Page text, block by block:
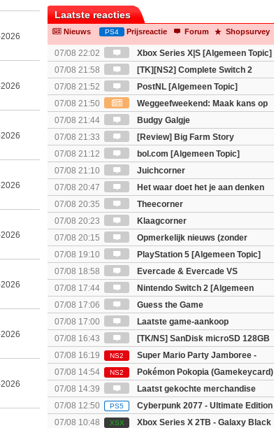
Laatste reacties
Nieuws PS4 Prijsreactie Forum Shopsurvey
07/08 22:02
Xbox Series X|S [Algemeen Topic]
07/08 21:58
[TK][NS2] Complete Switch 2
collectie
07/08 21:52
PostNL [Algemeen Topic]
07/08 21:50
Weggeefweekend: Maak kans op
The Super Mario Galaxy movie (2x)!
07/08 21:44
Budgy Galgje
07/08 21:33
[Review] Big Farm Story
(uitgespeeld op SteamDeck)
07/08 21:12
bol.com [Algemeen Topic]
07/08 21:10
Juichcorner
07/08 20:47
Het waar doet het je aan denken
spel! (3 posts wachten!)
07/08 20:35
Theecorner
07/08 20:23
Klaagcorner
07/08 20:15
Opmerkelijk nieuws (zonder
politiek/religie)
07/08 19:10
PlayStation 5 [Algemeen Topic]
07/08 18:58
Evercade & Evercade VS
[Algemeen Topic]
07/08 17:44
Nintendo Switch 2 [Algemeen
Topic]
07/08 17:06
Guess the Game
07/08 17:00
Laatste game-aankoop
07/08 16:43
[TK/NS] SanDisk microSD 128GB
07/08 16:19
NS2
Super Mario Party Jamboree -
Nintendo Switch 2 Edition
07/08 14:54 NS2
Pokémon Pokopia (Gamekeycard)
07/08 14:39
Laatst gekochte merchandise
07/08 12:50
PS5
Cyberpunk 2077 - Ultimate Edition
07/08 10:48
XSX
Xbox Series X 2TB - Galaxy Black